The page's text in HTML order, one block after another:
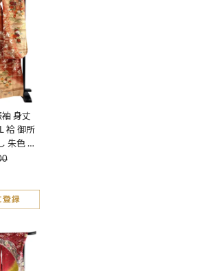
袖 身丈
袷 御所
朱色 正